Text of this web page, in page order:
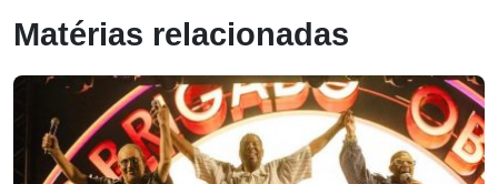
Matérias relacionadas